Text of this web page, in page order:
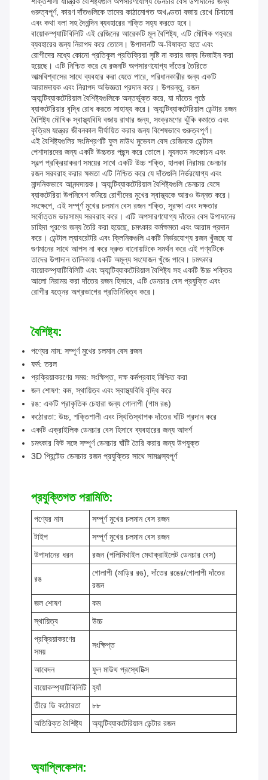
গুরুত্বপূর্ণ, কারণ দাঁতগুলিকে তাদের কাঠামোগত অখণ্ডতা বজায় রেখে চিবানো
এবং কথা বলা সহ দৈনন্দিন ব্যবহারের শক্তি সহ্য করতে হবে।
বায়োকম্প্যাটিবিলিটি এই রেজিনের আরেকটি মূল বৈশিষ্ট্য, এটি মৌখিক গহ্বরে
ব্যবহারের জন্য নিরাপদ করে তোলে। উপাদানটি অ-বিষাক্ত হতে এবং
রোগীদের মধ্যে কোনো প্রতিকূল প্রতিক্রিয়া সৃষ্টি না করার জন্য ডিজাইন করা
হয়েছে। এটি নিশ্চিত করে যে রজনটি অপসারণযোগ্য দাঁতের তৈরিতে
আত্মবিশ্বাসের সাথে ব্যবহার করা যেতে পারে, পরিধানকারীর জন্য একটি
আরামদায়ক এবং নিরাপদ অভিজ্ঞতা প্রদান করে। উপরন্তু, রজন
অ্যান্টিব্যাকটেরিয়াল বৈশিষ্ট্যগুলিকে অন্তর্ভুক্ত করে, যা দাঁতের পৃষ্ঠে
ব্যাকটেরিয়ার বৃদ্ধি রোধ করতে সাহায্য করে। অ্যান্টিব্যাকটেরিয়াল ডেন্টার রজন
বৈশিষ্ট্য মৌখিক স্বাস্থ্যবিধি বজায় রাখার জন্য, সংক্রমণের ঝুঁকি কমাতে এবং
কৃত্রিম যন্ত্রের জীবনকাল দীর্ঘায়িত করার জন্য বিশেষভাবে গুরুত্বপূর্ণ।
এই বৈশিষ্ট্যগুলির সংমিশ্রণটি ফুল মাউথ মুভেবল বেস রেজিনকে ডেন্টাল
পেশাদারদের জন্য একটি উচ্চতর পছন্দ করে তোলে। ন্যূনতম সংকোচন এবং
স্বল্প প্রক্রিয়াকরণ সময়ের সাথে একটি উচ্চ শক্তি, হালকা নিরাময় ডেনচার
রজন সরবরাহ করার ক্ষমতা এটি নিশ্চিত করে যে দাঁতগুলি নির্ভরযোগ্য এবং
নান্দনিকভাবে আনন্দদায়ক। অ্যান্টিব্যাকটেরিয়াল বৈশিষ্ট্যগুলি ডেনচার বেসে
ব্যাকটেরিয়া উপনিবেশ কমিয়ে রোগীদের মুখের স্বাস্থ্যকে আরও উন্নত করে।
সংক্ষেপে, এই সম্পূর্ণ মুখের চলমান বেস রজন শক্তি, সুরক্ষা এবং দক্ষতার
সর্বোত্তম ভারসাম্য সরবরাহ করে। এটি অপসারণযোগ্য দাঁতের বেস উপাদানের
চাহিদা পূরণের জন্য তৈরি করা হয়েছে, চমৎকার কর্মক্ষমতা এবং আরাম প্রদান
করে। ডেন্টাল ল্যাবরেটরি এবং ক্লিনিকগুলি একটি নির্ভরযোগ্য রজন খুঁজছে যা
গুণমানের সাথে আপস না করে দ্রুত বানোয়াটকে সমর্থন করে এই পণ্যটিকে
তাদের উপাদান তালিকায় একটি অমূল্য সংযোজন খুঁজে পাবে। চমৎকার
বায়োকম্প্যাটিবিলিটি এবং অ্যান্টিব্যাকটেরিয়াল বৈশিষ্ট্য সহ একটি উচ্চ শক্তির
আলো নিরাময় করা দাঁতের রজন হিসাবে, এটি ডেনচার বেস প্রযুক্তি এবং
রোগীর যত্নের অগ্রভাগের প্রতিনিধিত্ব করে।
বৈশিষ্ট্য:
পণ্যের নাম: সম্পূর্ণ মুখের চলমান বেস রজন
ফর্ম: তরল
প্রক্রিয়াকরণের সময়: সংক্ষিপ্ত, দক্ষ কর্মপ্রবাহ নিশ্চিত করা
জল শোষণ: কম, স্থায়িত্ব এবং স্বাস্থ্যবিধি বৃদ্ধি করে
রঙ: একটি প্রাকৃতিক চেহারা জন্য গোলাপী (গাম রঙ)
কঠোরতা: উচ্চ, শক্তিশালী এবং স্থিতিস্থাপক দাঁতের ঘাঁটি প্রদান করে
একটি এক্রাইলিক ডেনচার বেস হিসাবে ব্যবহারের জন্য আদর্শ
চমৎকার ফিট সঙ্গে সম্পূর্ণ ডেনচার ঘাঁটি তৈরি করার জন্য উপযুক্ত
3D প্রিন্টেড ডেনচার রজন প্রযুক্তির সাথে সামঞ্জস্যপূর্ণ
প্রযুক্তিগত পরামিতি:
পণ্যের নাম
সম্পূর্ণ মুখের চলমান বেস রজন
টাইপ
সম্পূর্ণ মুখের চলমান বেস রজন
উপাদানের ধরন
রজন (পলিমিথাইল মেথাক্রাইলেট ডেনচার বেস)
রঙ
গোলাপী (মাড়ির রঙ), দাঁতের রঙের/গোলাপী দাঁতের
রজন
জল শোষণ
কম
স্থায়িত্ব
উচ্চ
প্রক্রিয়াকরণের
সময়
সংক্ষিপ্ত
আবেদন
ফুল মাউথ প্রস্থেটিক্স
বায়োকম্প্যাটিবিলিটি হ্যাঁ
তীরে ডি কঠোরতা
৮৮
অতিরিক্ত বৈশিষ্ট্য
অ্যান্টিব্যাকটেরিয়াল ডেন্টার রজন
অ্যাপ্লিকেশন: